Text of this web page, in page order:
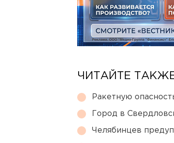
ЧИТАЙТЕ
Ракетную
Город в
Челябинцев